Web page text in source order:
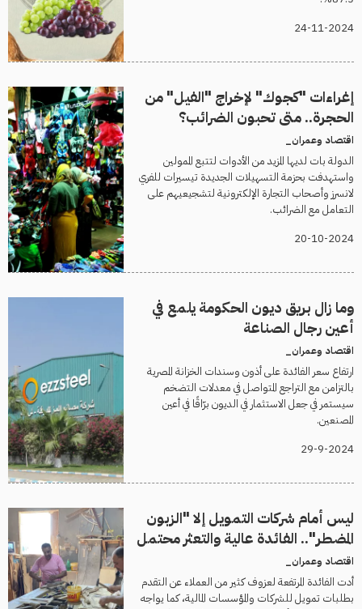
24-11-2024
إغراءات "كجوك" لإخراج "الفيل" من
الحجرة.. متى تحبون الضرائب؟
اقتصاد وعمران_
الدولة بات لديها المزيد من الأدوات لتتبع الممولين
واستهدفت بحزمة التسهيلات الجديدة تيسيرات للفري
لانسرز وأصحاب التجارة الإلكترونية لتشجيعيهم على
التعامل مع الضرائب.
20-10-2024
وما زال بريق ديون الحكومة يلمع في
أعين رجال الصناعة
اقتصاد وعمران_
ارتفاع سعر الفائدة على أذون وسندات الخزانة المصرية
بالتزامن مع التراجع المتواصل في معدلات التضخم
سيستمر في جعل الاستثمار في الديون برّاقًا في أعين
المصنعين.
29-9-2024
ليس أمام شركات التمويل إلا "الزبون
المضطر".. الفائدة عالية والتعثر محتمل
اقتصاد وعمران_
أدت الفائدة المرتفعة لعزوف كثير من العملاء عن التقدم
بطلبات تمويل للشركات والمؤسسات المالية، كما يواجه